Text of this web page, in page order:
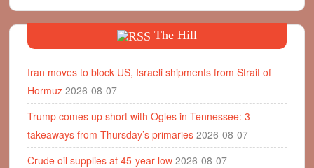
The Hill
Iran moves to block US, Israeli shipments from Strait of
Hormuz 2026-08-07
Trump comes up short with Ogles in Tennessee: 3
takeaways from Thursday’s primaries 2026-08-07
Crude oil supplies at 45-year low 2026-08-07